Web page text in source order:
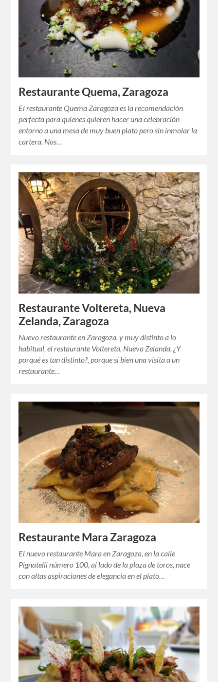
Restaurante Quema, Zaragoza
El restaurante Quema Zaragoza es la recomendación
perfecta para quienes quieren hacer una celebración
entorno a una mesa de muy buen plato pero sin inmolar la
cartera. Nos…
Restaurante Voltereta, Nueva
Zelanda, Zaragoza
Nuevo restaurante en Zaragoza, y muy distinto a lo
habitual, el restaurante Voltereta, Nueva Zelanda. ¿Y
porqué es tan distinto?, porque si bien una visita a un
restaurante…
Restaurante Mara Zaragoza
El nuevo restaurante Mara en Zaragoza, en la calle
Pignatelli número 100, al lado de la plaza de toros, nace
con altas aspiraciones de elegancia en el plato…